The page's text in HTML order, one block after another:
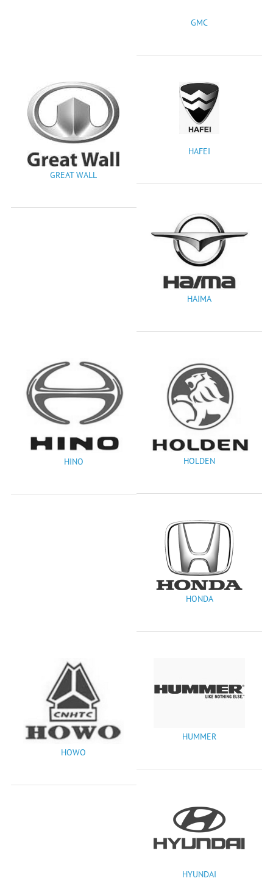
GMC
GREAT WALL
HAFEI
HAIMA
HINO HOLDEN
HONDA
HOWO
HUMMER
HYUNDAI